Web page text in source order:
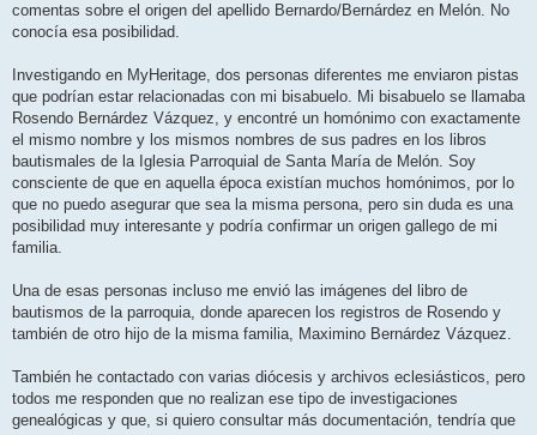
comentas sobre el origen del apellido Bernardo/Bernárdez en Melón. No
conocía esa posibilidad.
Investigando en MyHeritage, dos personas diferentes me enviaron pistas
que podrían estar relacionadas con mi bisabuelo. Mi bisabuelo se llamaba
Rosendo Bernárdez Vázquez, y encontré un homónimo con exactamente
el mismo nombre y los mismos nombres de sus padres en los libros
bautismales de la Iglesia Parroquial de Santa María de Melón. Soy
consciente de que en aquella época existían muchos homónimos, por lo
que no puedo asegurar que sea la misma persona, pero sin duda es una
posibilidad muy interesante y podría confirmar un origen gallego de mi
familia.
Una de esas personas incluso me envió las imágenes del libro de
bautismos de la parroquia, donde aparecen los registros de Rosendo y
también de otro hijo de la misma familia, Maximino Bernárdez Vázquez.
También he contactado con varias diócesis y archivos eclesiásticos, pero
todos me responden que no realizan ese tipo de investigaciones
genealógicas y que, si quiero consultar más documentación, tendría que